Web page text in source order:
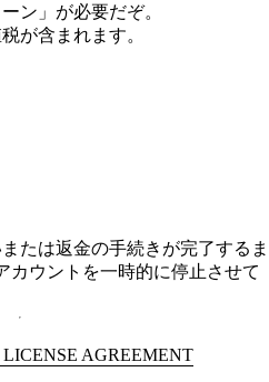
ン」が必要だぞ。
が含まれます。
たは返金の手続きが完了するま
カウントを一時的に停止させて
AGREEMENT